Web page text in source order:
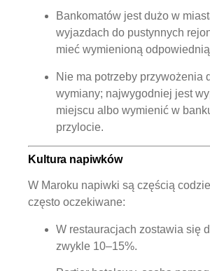
Bankomatów jest dużo w
wyjazdach do pustynnych
mieć wymienioną
Nie ma potrzeby przywożenia
wymiany; najwygodniej jest
miejscu albo wymienić w
przylocie.
Kultura napiwków
W Maroku napiwki są częścią
często oczekiwane:
W restauracjach zostawia się
zwykle 10–15%.